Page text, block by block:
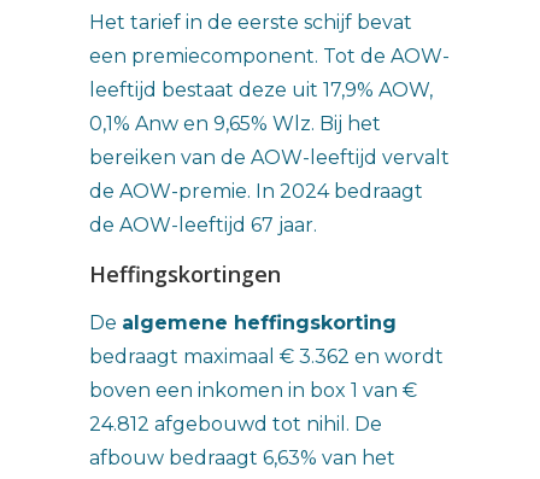
Het tarief in de eerste schijf bevat
een premiecomponent. Tot de AOW-
leeftijd bestaat deze uit 17,9% AOW,
0,1% Anw en 9,65% Wlz. Bij het
bereiken van de AOW-leeftijd vervalt
de AOW-premie. In 2024 bedraagt
de AOW-leeftijd 67 jaar.
Heffingskortingen
De algemene heffingskorting
bedraagt maximaal € 3.362 en wordt
boven een inkomen in box 1 van €
24.812 afgebouwd tot nihil. De
afbouw bedraagt 6,63% van het